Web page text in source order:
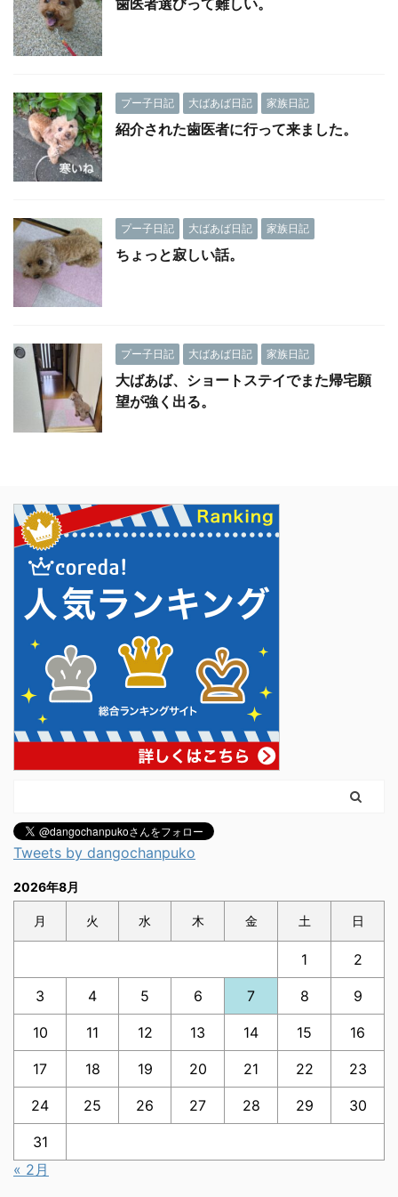
歯医者選びって難しい。
プー子日記 大ばあば日記 家族日記
紹介された歯医者に行って来ました。
プー子日記 大ばあば日記 家族日記
ちょっと寂しい話。
プー子日記 大ばあば日記 家族日記
大ばあば、ショートステイでまた帰宅願
望が強く出る。
Tweets by dangochanpuko
2026年8月
月 火 水 木 金 土 日
1 2
3 4 5 6 7 8 9
10 11 12 13 14 15 16
17 18 19 20 21 22 23
24 25 26 27 28 29 30
31
« 2月